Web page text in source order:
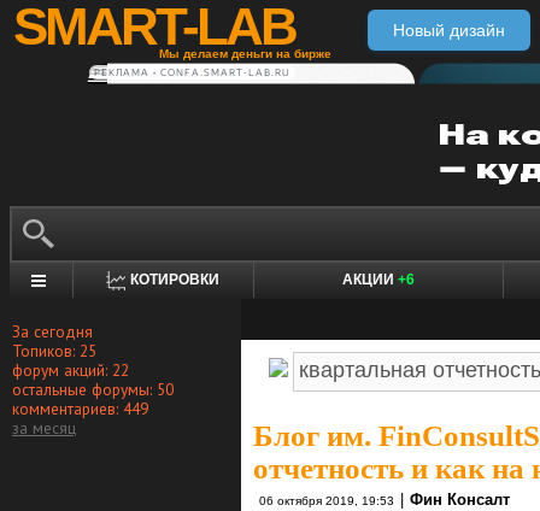
SMART-LAB
Мы делаем деньги на бирже
Новый дизайн
РЕКЛАМА • CONFA.SMART-LAB.RU
КОТИРОВКИ АКЦИИ +6
За сегодня
Топиков: 25
форум акций: 22
остальные форумы: 50
комментариев: 449
за месяц
Блог им.
отчетность и как на
06 октября 2019, 19:53 Фин Консалт